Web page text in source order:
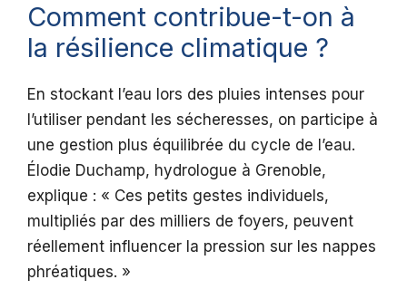
Comment contribue-t-on à
la résilience climatique ?
En stockant l’eau lors des pluies intenses pour
l’utiliser pendant les sécheresses, on participe à
une gestion plus équilibrée du cycle de l’eau.
Élodie Duchamp, hydrologue à Grenoble,
explique : « Ces petits gestes individuels,
multipliés par des milliers de foyers, peuvent
réellement influencer la pression sur les nappes
phréatiques. »